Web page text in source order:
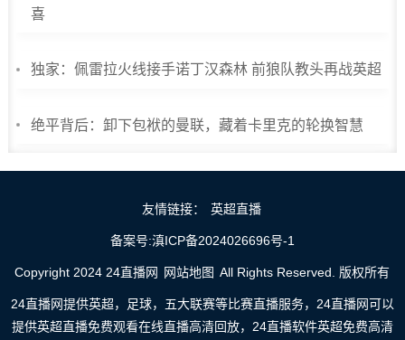
喜
独家：佩雷拉火线接手诺丁汉森林 前狼队教头再战英超
绝平背后：卸下包袱的曼联，藏着卡里克的轮换智慧
友情链接： 英超直播
备案号:滇ICP备2024026696号-1
Copyright 2024 24直播网 网站地图 All Rights Reserved. 版权所有
24直播网提供英超，足球，五大联赛等比赛直播服务，24直播网可以
提供英超直播免费观看在线直播高清回放，24直播软件英超免费高清